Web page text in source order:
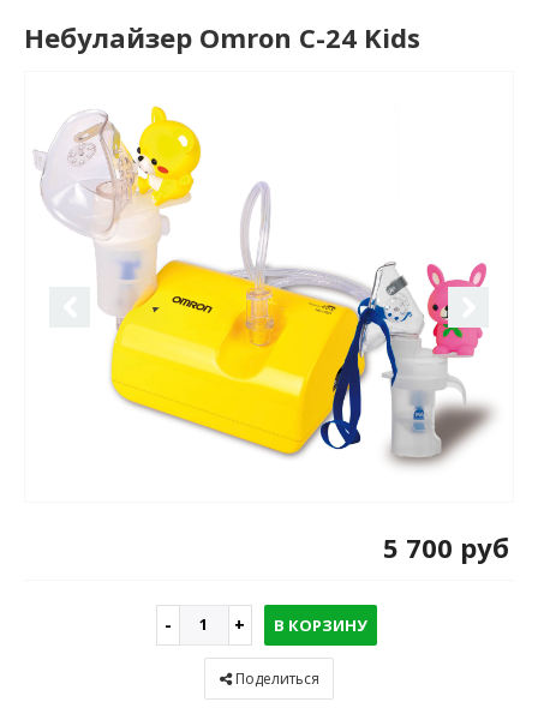
Небулайзер Omron C-24 Kids
5 700 руб
В КОРЗИНУ
Поделиться